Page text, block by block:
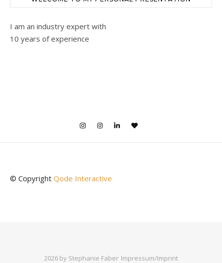
I am an industry expert with
10 years of experience
© Copyright Qode Interactive
2026 by Stephanie Faber Impressum/Imprint